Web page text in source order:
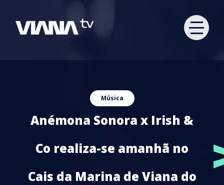
Música
Anémona Sonora x Irish &
Co realiza-se amanhã no
Cais da Marina de Viana do